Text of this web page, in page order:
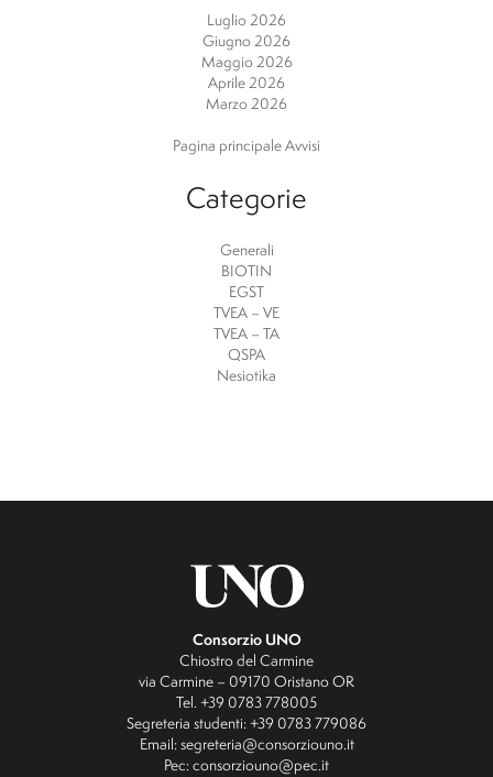
Luglio 2026
Giugno 2026
Maggio 2026
Aprile 2026
Marzo 2026
Pagina principale Avvisi
Categorie
Generali
BIOTIN
EGST
TVEA – VE
TVEA – TA
QSPA
Nesiotika
Consorzio UNO
Chiostro del Carmine
via Carmine – 09170 Oristano OR
Tel. +39 0783 778005
Segreteria studenti: +39 0783 779086
Email: segreteria@consorziouno.it
Pec: consorziouno@pec.it